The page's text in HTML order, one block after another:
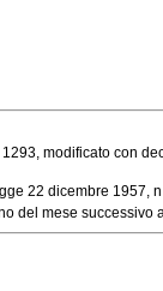
modificato con
22 dicembre 1957,
mese successivo